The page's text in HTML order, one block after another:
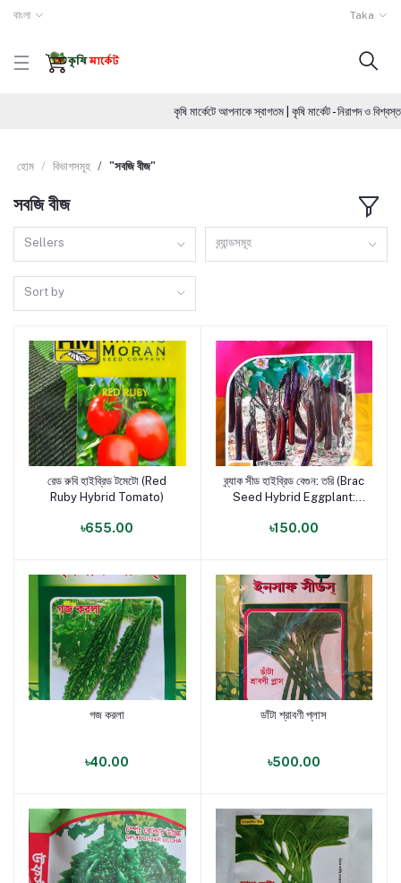
বাংলা Taka
কৃষি মার্কেটে আপনাকে স্বাগতম | কৃষি মার্কেট - নিরাপদ ও
হোম বিভাগসমূহ "সবজি বীজ"
সবজি বীজ
Sellers ব্র্যান্ডসমূহ
Sort by
পণ্য যোগ করুন
রেড রুবি হাইব্রিড টমেটো (Red
Ruby Hybrid Tomato)
৳655.00
পণ্য যোগ করুন
ব্র্যাক সীড হাইব্রিড বেগুন: তরি (Brac
Seed Hybrid Eggplant:
৳150.00
পণ্য যোগ করুন
গজ করলা
৳40.00
পণ্য যোগ করুন
ডাঁটা শ্রাবণী প্লাস
৳500.00